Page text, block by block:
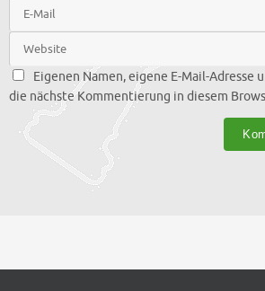
Eigenen Namen, eigene E-Mail-Adresse
die nächste Kommentierung in diesem